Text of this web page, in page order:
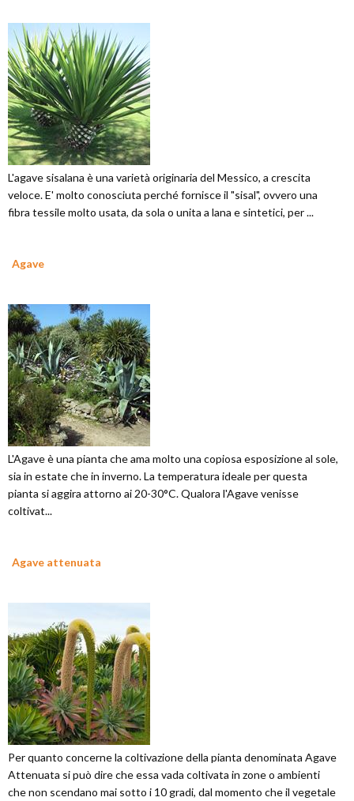
L'agave sisalana è una varietà originaria del Messico, a crescita
veloce. E' molto conosciuta perché fornisce il "sisal", ovvero una
fibra tessile molto usata, da sola o unita a lana e sintetici, per ...
Agave
L'Agave è una pianta che ama molto una copiosa esposizione al sole,
sia in estate che in inverno. La temperatura ideale per questa
pianta si aggira attorno ai 20-30°C. Qualora l'Agave venisse
coltivat...
Agave attenuata
Per quanto concerne la coltivazione della pianta denominata Agave
Attenuata si può dire che essa vada coltivata in zone o ambienti
che non scendano mai sotto i 10 gradi, dal momento che il vegetale